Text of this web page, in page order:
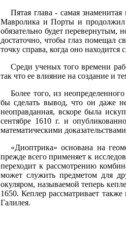
Пятая глава - самая
Мавролика и Порты и продолжил
обязательно будет перевернутым,
достаточно, чтобы глаз помещал
точку справа, когда оно находится
Среди ученых того времени
так что ее влияние на создание и
Более того, из
бы сделать вывод, что он даже
неоправданная, вскоре была
сентябре 1610 г. и
математическими
«Диоптрика» основана на
прежде всего применяет к
переходит к рассмотрению
может служить предметом для
окуляром, называемой теперь
1650. Кеплер рассматривает
Галилея.